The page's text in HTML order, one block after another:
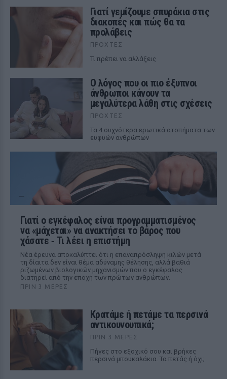
Γιατί γεμίζουμε σπυράκια στις
διακοπές και πώς θα τα
προλάβεις
ΠΡΟΧΤΈΣ
Τι πρέπει να αλλάξεις
Ο λόγος που οι πιο έξυπνοι
άνθρωποι κάνουν τα
μεγαλύτερα λάθη στις σχέσεις
ΠΡΟΧΤΈΣ
Τα 4 συχνότερα ερωτικά ατοπήματα των
ευφυών ανθρώπων
Γιατί ο εγκέφαλος είναι προγραμματισμένος
να «μάχεται» να ανακτήσει το βάρος που
χάσατε ‑ Τι λέει η επιστήμη
Νέα έρευνα αποκαλύπτει ότι η επαναπρόσληψη κιλών μετά
τη δίαιτα δεν είναι θέμα αδύναμης θέλησης, αλλά βαθιά
ριζωμένων βιολογικών μηχανισμών που ο εγκέφαλος
διατηρεί από την εποχή των πρώτων ανθρώπων.
ΠΡΙΝ 3 ΜΈΡΕΣ
Κρατάμε ή πετάμε τα περσινά
αντικουνουπικά;
ΠΡΙΝ 3 ΜΈΡΕΣ
Πήγες στο εξοχικό σου και βρήκες
περσινά μπουκαλάκια. Τα πετάς ή όχι;